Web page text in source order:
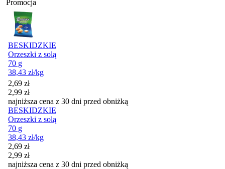
Promocja
BESKIDZKIE
Orzeszki z solą
70 g
38,43 zł/kg
Cena promocyjna
2,69 zł
2,99 zł
najniższa cena z 30 dni przed obniżką
BESKIDZKIE
Orzeszki z solą
70 g
38,43 zł/kg
Cena promocyjna
2,69 zł
2,99 zł
najniższa cena z 30 dni przed obniżką